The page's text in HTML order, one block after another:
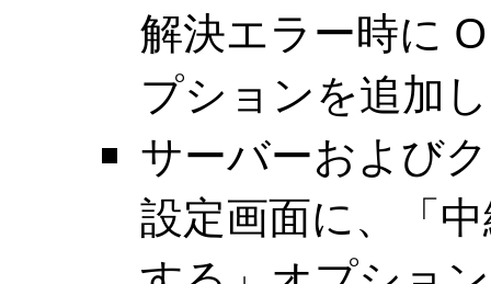
解決エラー時に
プションを追加
サーバーおよび
設定画面に、「